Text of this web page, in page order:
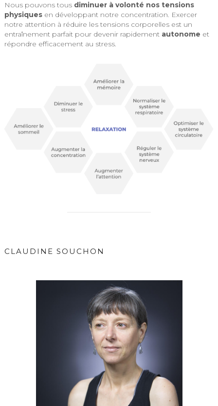
Nous pouvons tous diminuer à volonté nos tensions
physiquesen développant notre concentration. Exercer
notre attention à réduire les tensions corporelles est un
entraînement parfait pour devenir rapidement autonome et
répondre efficacement au stress.
CLAUDINE SOUCHON